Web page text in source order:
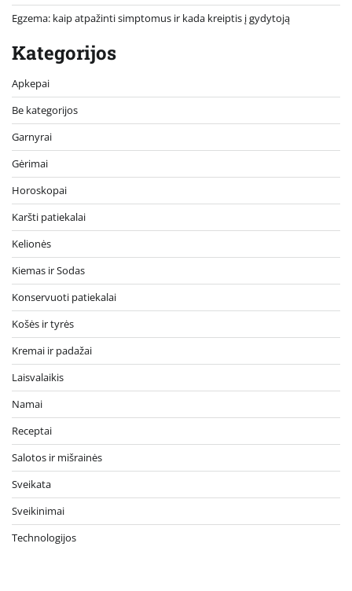
Egzema: kaip atpažinti simptomus ir kada kreiptis į gydytoją
Kategorijos
Apkepai
Be kategorijos
Garnyrai
Gėrimai
Horoskopai
Karšti patiekalai
Kelionės
Kiemas ir Sodas
Konservuoti patiekalai
Košės ir tyrės
Kremai ir padažai
Laisvalaikis
Namai
Receptai
Salotos ir mišrainės
Sveikata
Sveikinimai
Technologijos